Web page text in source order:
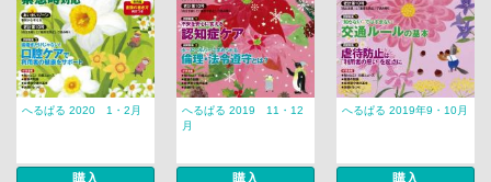
へるぱる 2020 1・2月
購入
へるぱる 2019 11・12
月
購入
へるぱる 2019年9・10月
購入